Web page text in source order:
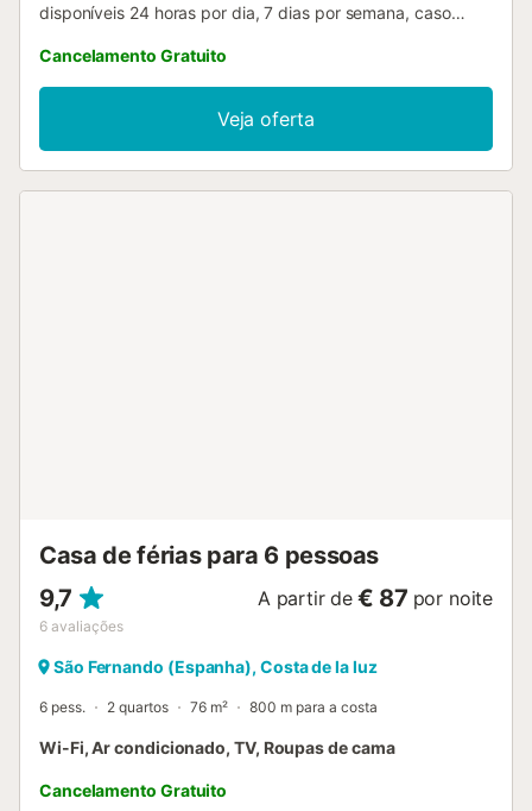
disponíveis 24 horas por dia, 7 dias por semana, caso
estadia. Tenha em atenção que se trata de uma casa
particular, por isso, por favor, cuide dela como se fosse
sua. A propriedade é facilmente acessível de carro e
transportes públicos. O Aeroporto de Jerez (XRY) fica a
cerca de 25 minutos de carro. Pode entrar na
Cancelamento Gratuito
Veja oferta
Casa de férias para 6 pessoas
9,7
6 avaliações
A partir de € 87 por noite
São Fernando (Espanha), Costa de la luz
6 pess. 2 quartos 76 m² 800 m para a costa
Wi-Fi, Ar condicionado, TV, Roupas de cama
Cancelamento Gratuito